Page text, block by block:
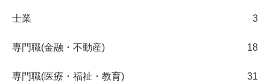
士業 3
専門職(金融・不動産) 18
専門職(医療・福祉・教育) 31